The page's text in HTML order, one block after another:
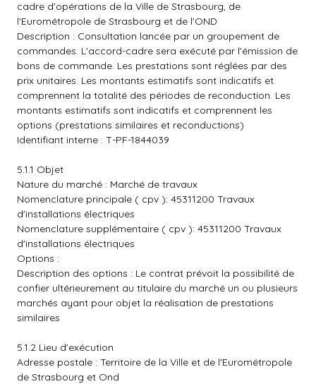
cadre d'opérations de la Ville de Strasbourg, de
l'Eurométropole de Strasbourg et de l'OND
Description : Consultation lancée par un groupement de
commandes. L'accord-cadre sera exécuté par l'émission de
bons de commande. Les prestations sont réglées par des
prix unitaires. Les montants estimatifs sont indicatifs et
comprennent la totalité des périodes de reconduction. Les
montants estimatifs sont indicatifs et comprennent les
options (prestations similaires et reconductions)
Identifiant interne : T-PF-1844039
5.1.1 Objet
Nature du marché : Marché de travaux
Nomenclature principale ( cpv ): 45311200 Travaux
d'installations électriques
Nomenclature supplémentaire ( cpv ): 45311200 Travaux
d'installations électriques
Options :
Description des options : Le contrat prévoit la possibilité de
confier ultérieurement au titulaire du marché un ou plusieurs
marchés ayant pour objet la réalisation de prestations
similaires
5.1.2 Lieu d'exécution
Adresse postale : Territoire de la Ville et de l'Eurométropole
de Strasbourg et Ond